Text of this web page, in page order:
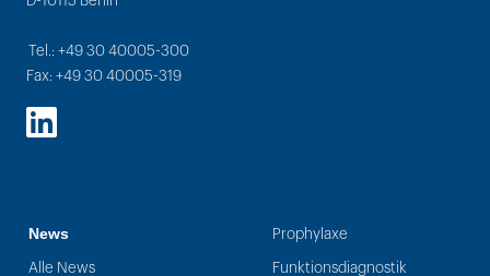
Tel.: +49 30 40005-300
Fax: +49 30 40005-319
LinkedIn
News
Alle News
Prophylaxe
Funktionsdiagnostik